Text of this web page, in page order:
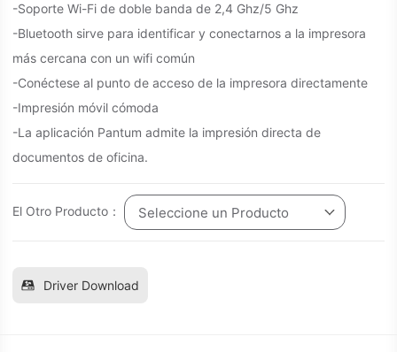
-Soporte Wi-Fi de doble banda de 2,4 Ghz/5 Ghz
-Bluetooth sirve para identificar y conectarnos a la impresora
más cercana con un wifi común
-Conéctese al punto de acceso de la impresora directamente
-Impresión móvil cómoda
-La aplicación Pantum admite la impresión directa de
documentos de oficina.
El Otro Producto： Seleccione un Producto
Driver Download